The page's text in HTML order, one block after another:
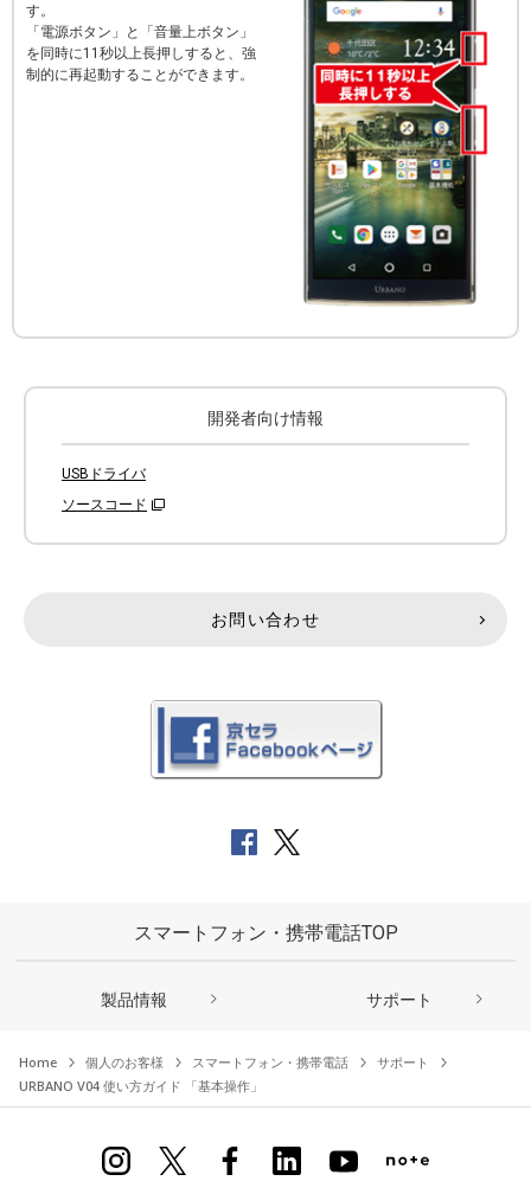
す。
「電源ボタン」と「音量上ボタン」
を同時に11秒以上長押しすると、強
制的に再起動することができます。
開発者向け情報
USBドライバ
ソースコード
お問い合わせ
スマートフォン・携帯電話TOP
製品情報 サポート
Home 個人のお客様 スマートフォン・携帯電話
サポート
URBANO V04 使い方ガイド 「基本操作」